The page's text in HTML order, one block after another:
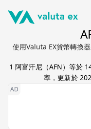
使用Valuta EX貨幣轉換
1 阿富汗尼 （AFN）等於
率，更新於